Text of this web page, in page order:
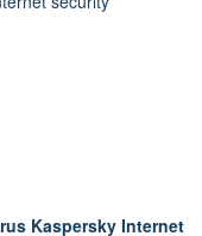
Kaspersky Internet